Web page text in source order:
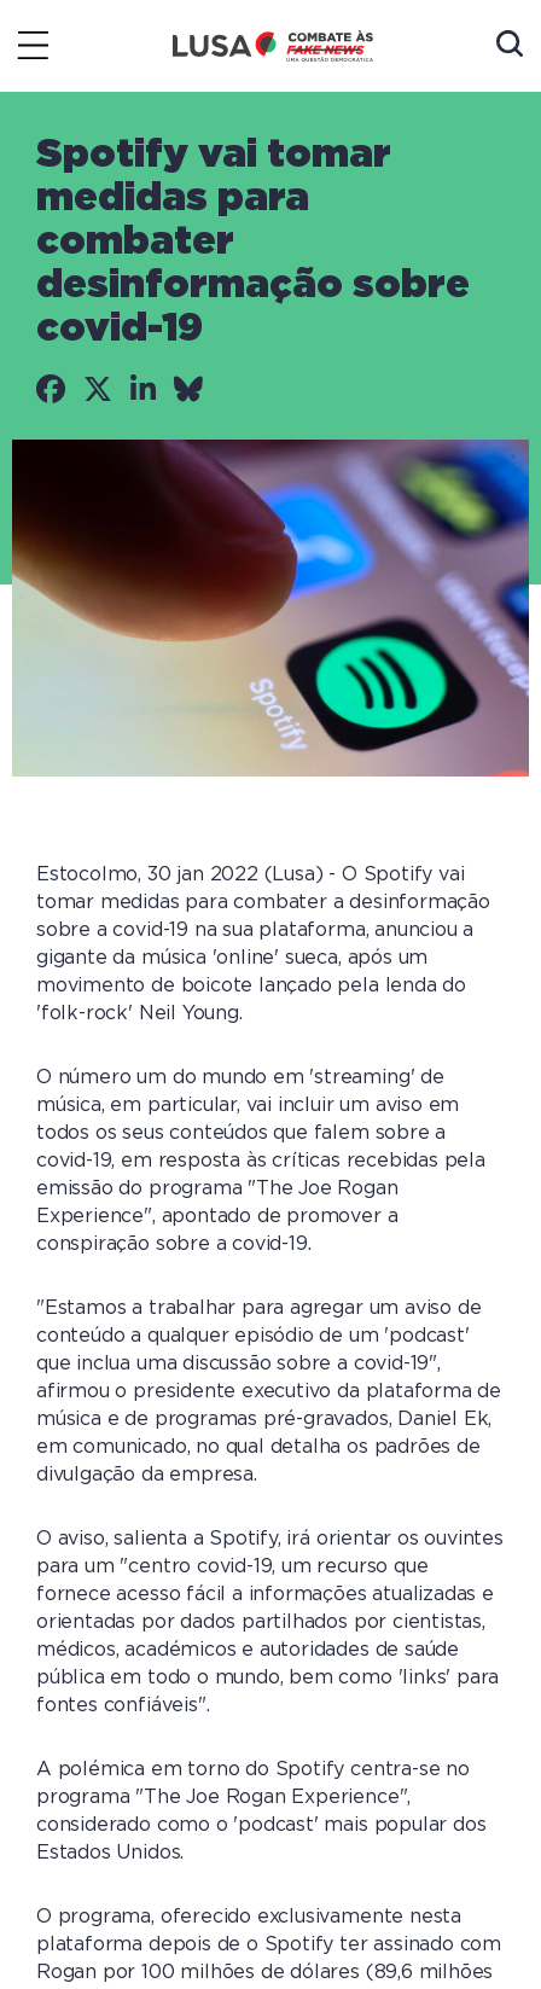
Spotify vai tomar
medidas para
combater
desinformação sobre
covid-19
Estocolmo, 30 jan 2022 (Lusa) - O Spotify vai
tomar medidas para combater a desinformação
sobre a covid-19 na sua plataforma, anunciou a
gigante da música 'online' sueca, após um
movimento de boicote lançado pela lenda do
'folk-rock' Neil Young.
O número um do mundo em 'streaming' de
música, em particular, vai incluir um aviso em
todos os seus conteúdos que falem sobre a
covid-19, em resposta às críticas recebidas pela
emissão do programa "The Joe Rogan
Experience", apontado de promover a
conspiração sobre a covid-19.
"Estamos a trabalhar para agregar um aviso de
conteúdo a qualquer episódio de um 'podcast'
que inclua uma discussão sobre a covid-19",
afirmou o presidente executivo da plataforma de
música e de programas pré-gravados, Daniel Ek,
em comunicado, no qual detalha os padrões de
divulgação da empresa.
O aviso, salienta a Spotify, irá orientar os ouvintes
para um "centro covid-19, um recurso que
fornece acesso fácil a informações atualizadas e
orientadas por dados partilhados por cientistas,
médicos, académicos e autoridades de saúde
pública em todo o mundo, bem como 'links' para
fontes confiáveis".
A polémica em torno do Spotify centra-se no
programa "The Joe Rogan Experience",
considerado como o 'podcast' mais popular dos
Estados Unidos.
O programa, oferecido exclusivamente nesta
plataforma depois de o Spotify ter assinado com
Rogan por 100 milhões de dólares (89,6 milhões